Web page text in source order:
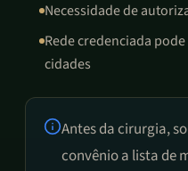
Necessidade de
Rede credenciada
cidades
Antes da cirurgia,
convênio a lista de